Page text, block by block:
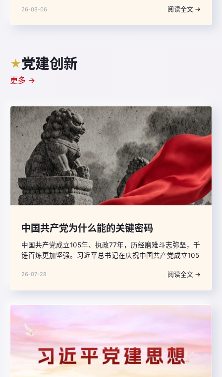
新形势，就进一步增强责任感紧迫感使命感、全力抓好党
26-08-06 阅读全文 →
★党建创新
更多 →
中国共产党为什么能的关键密码
中国共产党成立105年、执政77年，历经磨难斗志弥坚，千
锤百炼更加坚强。习近平总书记在庆祝中国共产党成立105
阐发党的六大优秀特质，指出“中国共产党之所以能够在
的优秀特质”。
26-07-28 阅读全文 →